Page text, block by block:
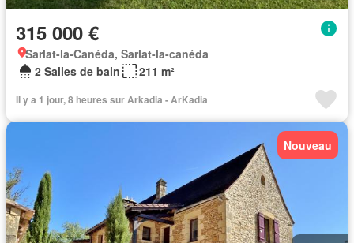
315 000 €
Sarlat-la-Canéda, Sarlat-la-canéda
2 Salles de bain
211 m²
Il y a 1 jour, 8 heures sur Arkadia - ArKadia
Nouveau